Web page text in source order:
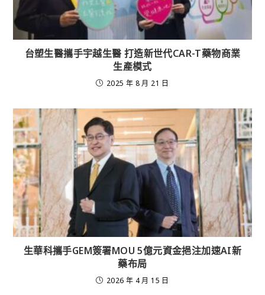
台塑生醫攜手宇越生醫 打造新世代CAR-T藥物商業
生產模式
2025 年 8 月 21 日
生華科攜手GEM簽署MOU 5億元資金挹注加速AI新
藥布局
2026 年 4 月 15 日